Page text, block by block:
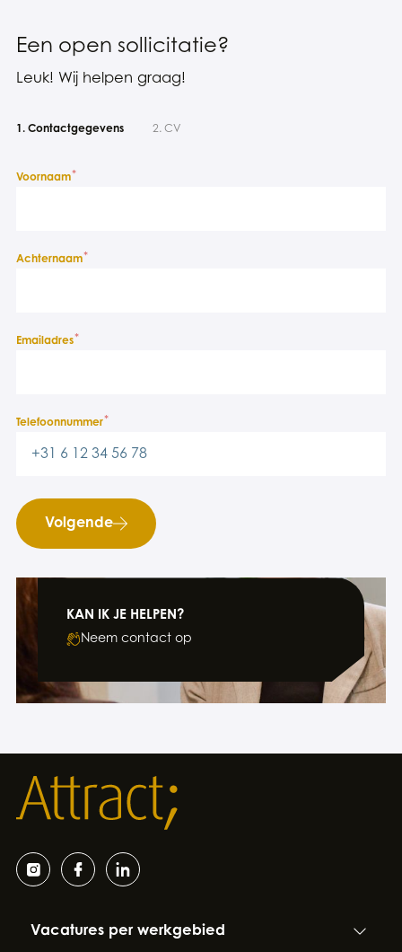
Een open sollicitatie?
Leuk! Wij helpen graag!
1. Contactgegevens 2. CV
Voornaam*
Achternaam*
Emailadres*
Telefoonnummer*
Volgende
KAN IK JE HELPEN?
Neem contact op
Vacatures per werkgebied